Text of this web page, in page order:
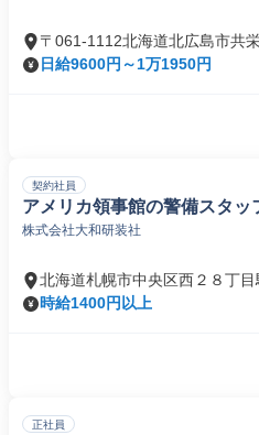
〒061-1112北海道北広島市共
日給9600円～1万1950円
契約社員
アメリカ領事館の警備スタッ
株式会社大和研装社
北海道札幌市中央区西２８丁目
時給1400円以上
正社員